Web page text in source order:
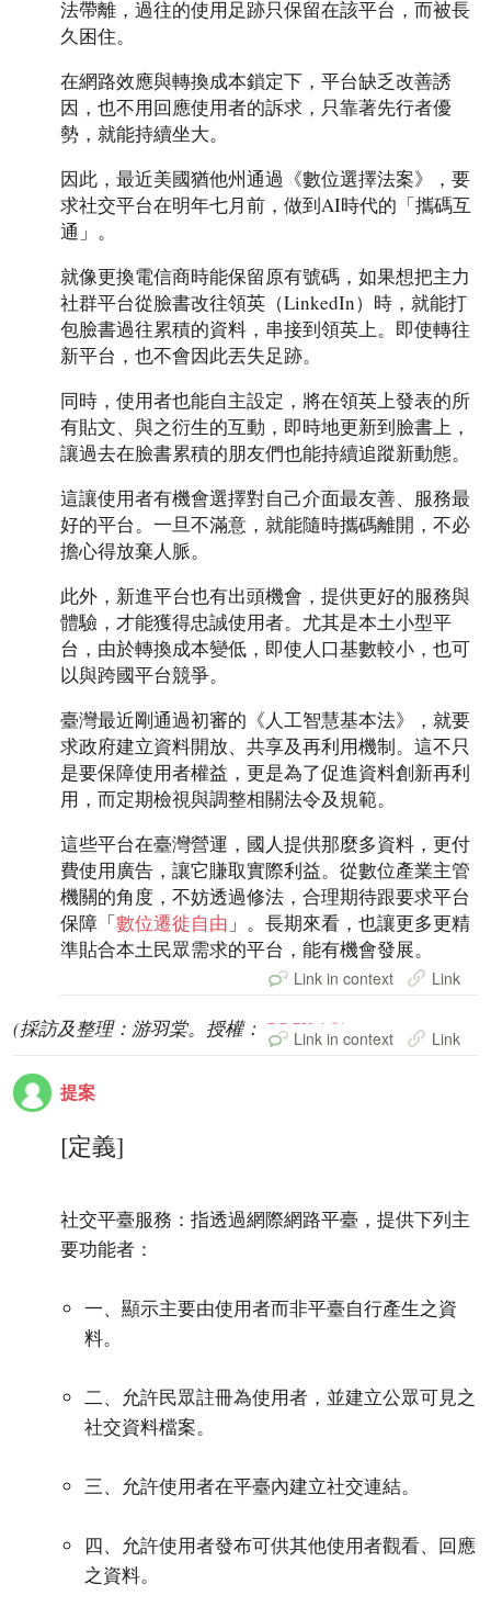
法帶離，過往的使用足跡只保留在該平台，而被長
久困住。
在網路效應與轉換成本鎖定下，平台缺乏改善誘
因，也不用回應使用者的訴求，只靠著先行者優
勢，就能持續坐大。
因此，最近美國猶他州通過《數位選擇法案》，要
求社交平台在明年七月前，做到AI時代的「攜碼互
通」。
就像更換電信商時能保留原有號碼，如果想把主力
社群平台從臉書改往領英（LinkedIn）時，就能打
包臉書過往累積的資料，串接到領英上。即使轉往
新平台，也不會因此丟失足跡。
同時，使用者也能自主設定，將在領英上發表的所
有貼文、與之衍生的互動，即時地更新到臉書上，
讓過去在臉書累積的朋友們也能持續追蹤新動態。
這讓使用者有機會選擇對自己介面最友善、服務最
好的平台。一旦不滿意，就能隨時攜碼離開，不必
擔心得放棄人脈。
此外，新進平台也有出頭機會，提供更好的服務與
體驗，才能獲得忠誠使用者。尤其是本土小型平
台，由於轉換成本變低，即使人口基數較小，也可
以與跨國平台競爭。
臺灣最近剛通過初審的《人工智慧基本法》，就要
求政府建立資料開放、共享及再利用機制。這不只
是要保障使用者權益，更是為了促進資料創新再利
用，而定期檢視與調整相關法令及規範。
這些平台在臺灣營運，國人提供那麼多資料，更付
費使用廣告，讓它賺取實際利益。從數位產業主管
機關的角度，不妨透過修法，合理期待跟要求平台
保障「數位遷徙自由 」。長期來看，也讓更多更精
準貼合本土民眾需求的平台，能有機會發展。
Link in context Link
(採訪及整理：游羽棠。授權： CC BY 4.0)
Link in context Link
提案
[定義]
社交平臺服務：指透過網際網路平臺，提供下列主
要功能者：
一、顯示主要由使用者而非平臺自行產生之資
料。
二、允許民眾註冊為使用者，並建立公眾可見之
社交資料檔案。
三、允許使用者在平臺內建立社交連結。
四、允許使用者發布可供其他使用者觀看、回應
之資料。